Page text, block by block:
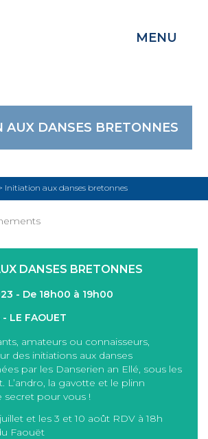
MENU
AUX DANSES BRETONNES
Initiation aux danses bretonnes
DANSES BRETONNES
- De 18h00 à 19h00
LE FAOUET
amateurs ou connaisseurs,
des initiations aux danses
par les Danserien an Ellé, sous les
L’andro, la gavotte et le plinn
secret pour vous !
et les 3 et 10 août RDV à 18h
Faouët